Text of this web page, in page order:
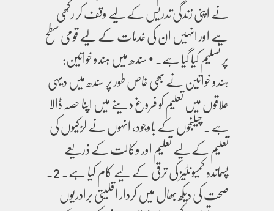
نے اپنی زندگی تدریس کے لیے وقف کر رکھی
ہے اور انہیں ان کی خدمات کے لیے قومی سطح
پر تسلیم کیا گیا ہے۔ • سندھ میں ہندو خواتین:
ہندو خواتین نے بھی خاص طور پر سندھ میں دیہی
علاقوں میں تعلیم کو فروغ دینے میں اپنا حصہ ڈالا
ہے۔ چیلنجوں کے باوجود، انہوں نے لڑکیوں کی
تعلیم کے لیے تعلیم اور وکالت کے ذریعے
پسماندہ کمیونٹیز کی ترقی کے لیے کام کیا ہے۔ 2.
صحت کی دیکھ بھال میں کردار اقلیتی برادریوں